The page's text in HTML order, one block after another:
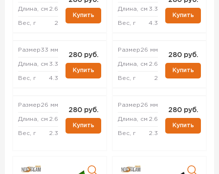
Длина, см 2.6
Вес, г 2
Купить
Размер33 мм
Длина, см 3.3
Вес, г 4.3
280 руб.
Купить
Размер26 мм
Длина, см 2.6
Вес, г 2.3
280 руб.
Купить
Длина, см 3.3
Вес, г 4.3
Купить
Размер26 мм
Длина, см 2.6
Вес, г 2
280 руб.
Купить
Размер26 мм
Длина, см 2.6
Вес, г 2.3
280 руб.
Купить